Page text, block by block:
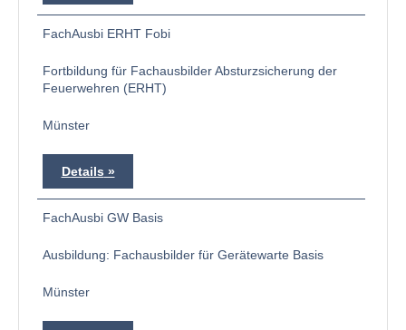
FachAusbi ERHT Fobi
Fortbildung für Fachausbilder Absturzsicherung der
Feuerwehren (ERHT)
Münster
Details
FachAusbi GW Basis
Ausbildung: Fachausbilder für Gerätewarte Basis
Münster